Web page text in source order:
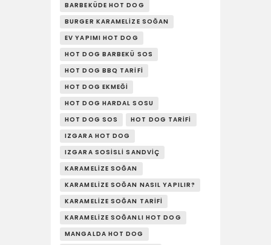
BBQ 101
YAŞAM
SOSY’LE!
BARBEKÜDE HOT DOG
BURGER KARAMELIZE SOĞAN
EV YAPIMI HOT DOG
HOT DOG BARBEKÜ SOS
HOT DOG BBQ TARIFI
HOT DOG EKMEĞI
HOT DOG HARDAL SOSU
HOT DOG SOS
HOT DOG TARIFI
IZGARA HOT DOG
IZGARA SOSISLI SANDVIÇ
KARAMELIZE SOĞAN
KARAMELIZE SOĞAN NASIL YAPILIR?
KARAMELIZE SOĞAN TARIFI
KARAMELIZE SOĞANLI HOT DOG
MANGALDA HOT DOG